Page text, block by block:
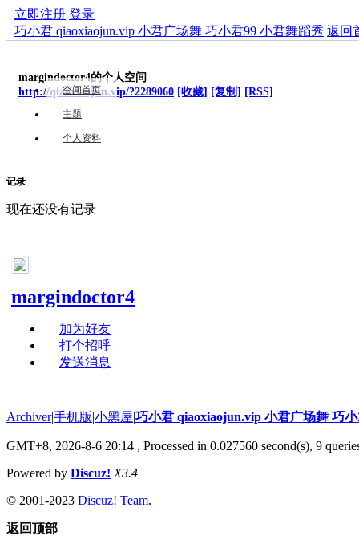
立即注册 登录
巧小君 qiaoxiaojun.vip 小君广场舞 巧小君99 小君舞蹈秀 返回
margindoctor4的个人空间
http://qiaoxiaojun.vip/?2289060 [收藏] [复制] [RSS]
空间首页
主题
个人资料
记录
现在还没有记录
margindoctor4
加为好友
打个招呼
发送消息
Archiver|手机版|小黑屋|巧小君 qiaoxiaojun.vip 小君广场舞 巧
GMT+8, 2026-8-6 20:14 , Processed in 0.027560 second(s), 9
Powered by Discuz! X3.4
© 2001-2023 Discuz! Team.
返回顶部